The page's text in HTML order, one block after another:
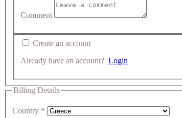
Comment
Create an account
Already have an account? Login
Billing Details
Country *